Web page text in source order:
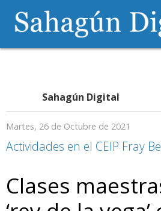
Sahagún Digital
Martes, 26 de Octubre de 2021
Actividades en el CEIP Fray
Clases